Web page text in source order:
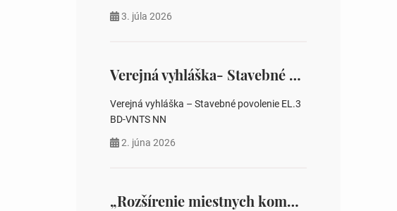
3. júla 2026
Verejná vyhláška- Stavebné povolenie „Zámutov 3 BD-VN, TS, NN“
Verejná vyhláška – Stavebné povolenie EL.3
BD-VNTS NN
2. júna 2026
„Rozšírenie miestnych komunikácií v obci Zámutov“ Verejná vyhláška – Rozhodnutie